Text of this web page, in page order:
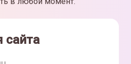
сайта